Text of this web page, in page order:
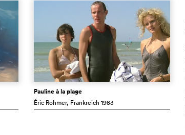
Pauline à la plage
Éric Rohmer, Frankreich 1983